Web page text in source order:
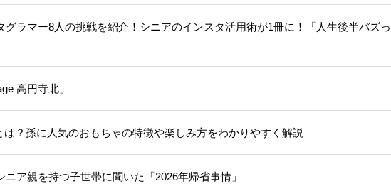
グラマー8人の挑戦を紹介！シニアのインスタ活用術が1冊に！『人生後半バズ
高円寺北」
は？孫に人気のおもちゃの特徴や楽しみ方をわかりやすく解説
ニア親を持つ子世帯に聞いた「2026年帰省事情」